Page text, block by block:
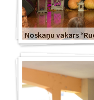
Noskaņu vakars